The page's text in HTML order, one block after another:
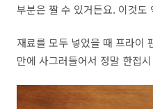
부분은 짤 수 있거든요. 이것도
재료를 모두 넣었을 때 프라이
만에 사그러들어서 정말 한접